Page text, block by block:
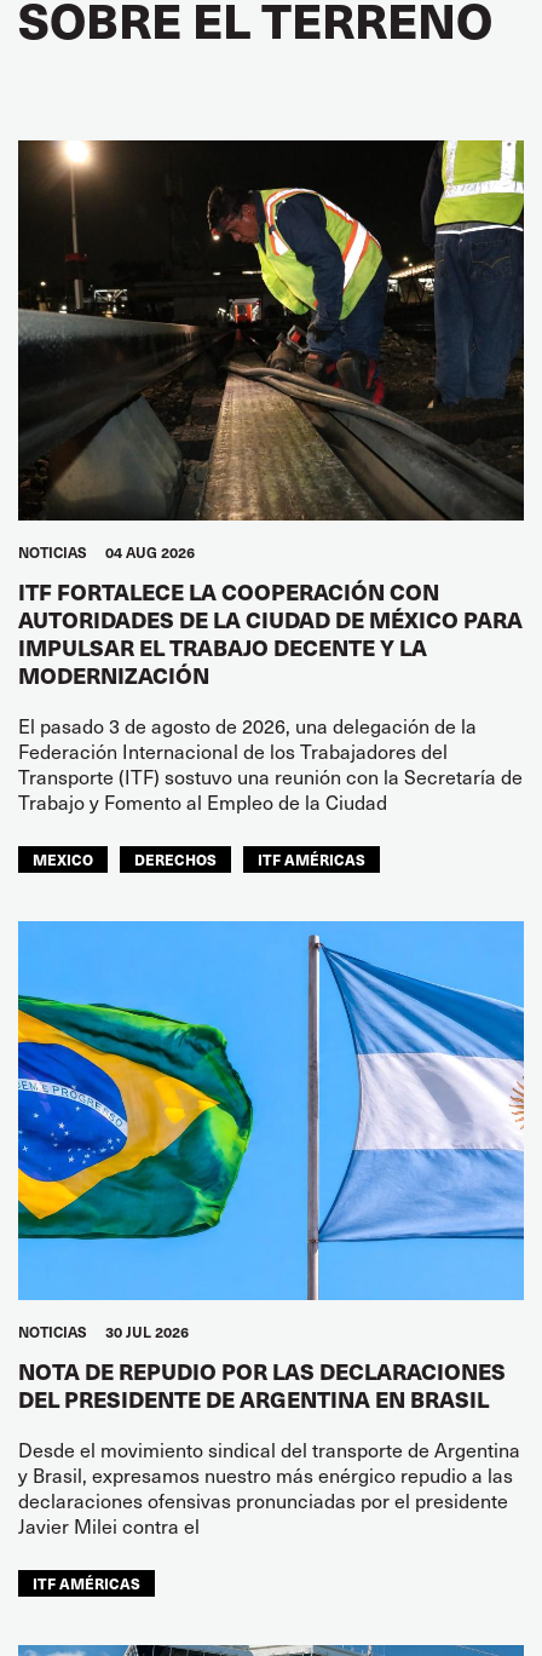
SOBRE EL TERRENO
NOTICIAS 04 AUG 2026
ITF FORTALECE LA COOPERACIÓN CON
AUTORIDADES DE LA CIUDAD DE MÉXICO PARA
IMPULSAR EL TRABAJO DECENTE Y LA
MODERNIZACIÓN
El pasado 3 de agosto de 2026, una delegación de la
Federación Internacional de los Trabajadores del
Transporte (ITF) sostuvo una reunión con la Secretaría de
Trabajo y Fomento al Empleo de la Ciudad
MEXICO DERECHOS ITF AMÉRICAS
NOTICIAS 30 JUL 2026
NOTA DE REPUDIO POR LAS DECLARACIONES
DEL PRESIDENTE DE ARGENTINA EN BRASIL
Desde el movimiento sindical del transporte de Argentina
y Brasil, expresamos nuestro más enérgico repudio a las
declaraciones ofensivas pronunciadas por el presidente
Javier Milei contra el
ITF AMÉRICAS